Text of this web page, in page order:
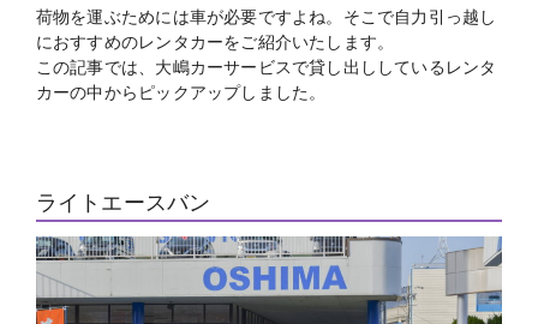
荷物を運ぶためには車が必要ですよね。そこで自力引っ越し
におすすめのレンタカーをご紹介いたします。
この記事では、大嶋カーサービスで貸し出ししているレンタ
カーの中からピックアップしました。
ライトエースバン